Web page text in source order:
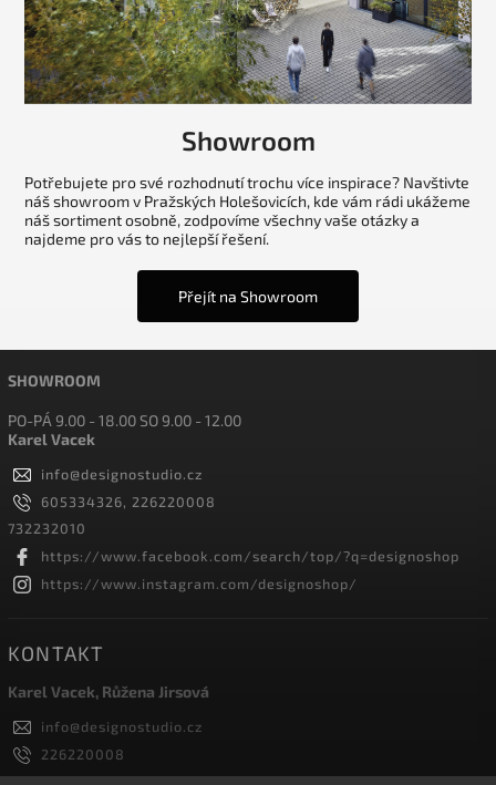
Showroom
Potřebujete pro své rozhodnutí trochu více inspirace? Navštivte
náš showroom v Pražských Holešovicích, kde vám rádi ukážeme
náš sortiment osobně, zodpovíme všechny vaše otázky a
najdeme pro vás to nejlepší řešení.
Přejít na Showroom
SHOWROOM
PO-PÁ 9.00 - 18.00 SO 9.00 - 12.00
Karel Vacek
info@designostudio.cz
605334326, 226220008
732232010
https://www.facebook.com/search/top/?q=designoshop
https://www.instagram.com/designoshop/
KONTAKT
Karel Vacek, Růžena Jirsová
info@designostudio.cz
226220008
605334326, 732232010